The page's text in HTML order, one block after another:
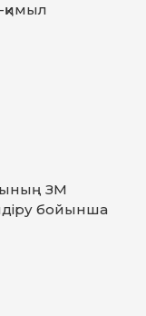
қимыл
ЗМ
бойынша